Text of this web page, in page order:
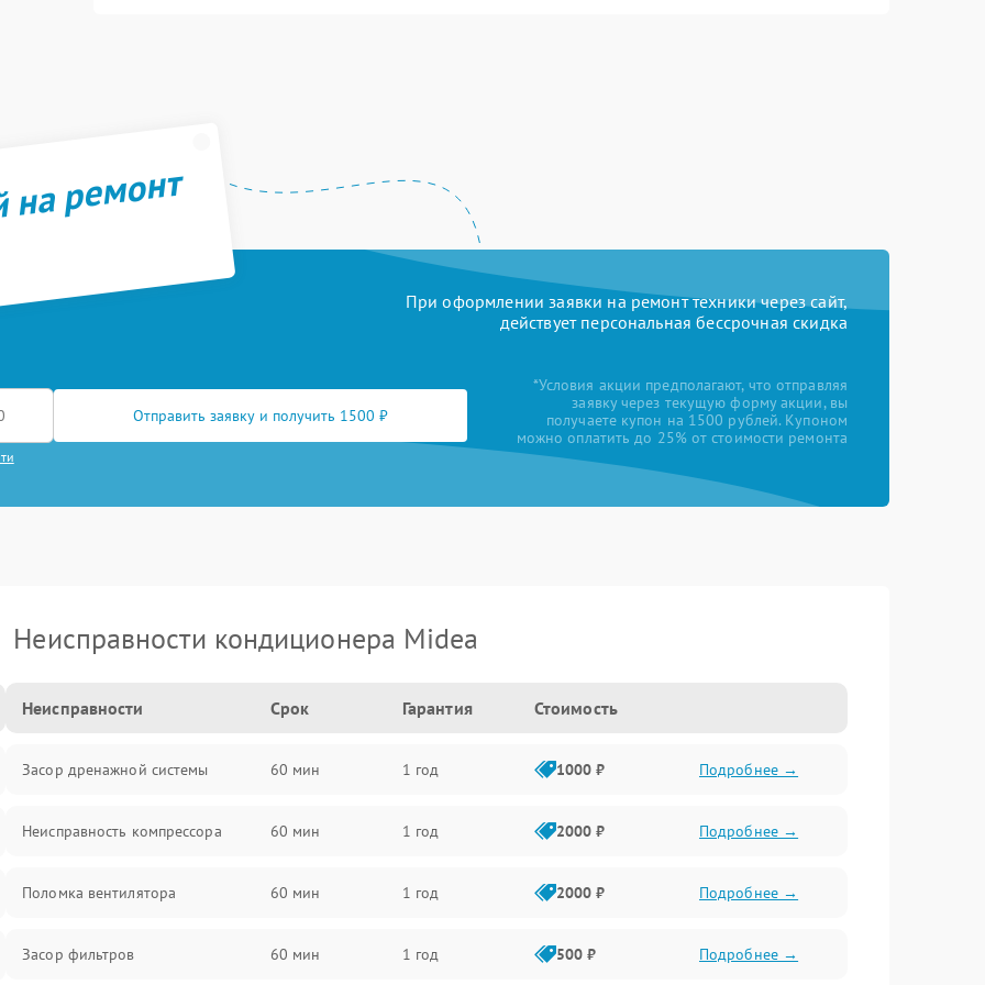
ремонт
При оформлении заявки на ремонт техники через сайт,
действует персональная бессрочная скидка
Отправить заявку и получить 1500 ₽
*Условия акции предполагают, что отправляя
заявку через текущую форму акции, вы
получаете купон на 1500 рублей. Купоном
можно оплатить до 25% от стоимости ремонта
Неисправности кондиционера Midea
Неисправности Срок Гарантия Стоимость
Засор дренажной системы 60 мин 1 год 1000 ₽ Подробнее →
Неисправность компрессора 60 мин 1 год 2000 ₽ Подробнее →
Поломка вентилятора 60 мин 1 год 2000 ₽ Подробнее →
Засор фильтров 60 мин 1 год 500 ₽ Подробнее →